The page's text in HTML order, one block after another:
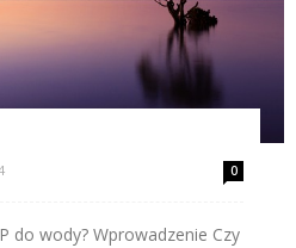
0
do wody? Wprowadzenie Czy